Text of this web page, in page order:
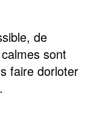
de
sont
faire dorloter